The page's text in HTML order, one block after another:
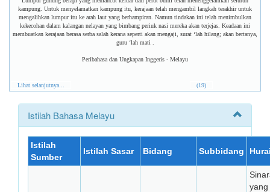
kampung. Untuk menyelamatkan kampung itu, kerajaan telah mengambil langkah terakhir untuk
mengalihkan lumpur itu ke arah laut yang berhampiran. Namun tindakan ini telah menimbulkan
kekecohan dalam kalangan nelayan yang bimbang periuk nasi mereka akan terjejas. Keadaan ini
membuatkan kerajaan berasa serba salah kerana seperti akan mengaji, surat ‘lah hilang; akan bertanya,
guru ‘lah mati .
Peribahasa dan Ungkapan Inggeris - Melayu
Lihat selanjutnya... (19)
Istilah Bahasa Melayu
Istilah
Sumber
Istilah Sasar Bidang Subbidang